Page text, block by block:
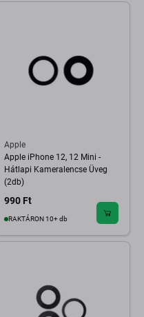
Apple
Apple iPhone 12, 12 Mini -
Hátlapi Kameralencse Üveg
(2db)
990 Ft
RAKTÁRON 10+ db